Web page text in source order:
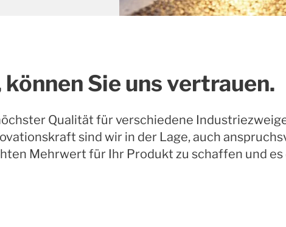
Sie uns vertrauen.
Qualität für verschiedene
sind wir in der Lage, auch
Mehrwert für Ihr Produkt zu schaffen und